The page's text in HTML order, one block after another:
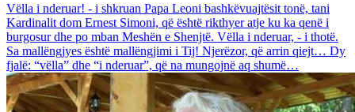
Vëlla i nderuar! - i shkruan Papa Leoni bashkëvuajtësit tonë, tani
Kardinalit dom Ernest Simoni, që është rikthyer atje ku ka qenë i
burgosur dhe po mban Meshën e Shenjtë. Vëlla i nderuar, - i thotë.
Sa mallëngjyes është mallëngjimi i Tij! Njerëzor, që arrin qiejt… Dy
fjalë: “vëlla” dhe “i nderuar”, që na mungojnë aq shumë…